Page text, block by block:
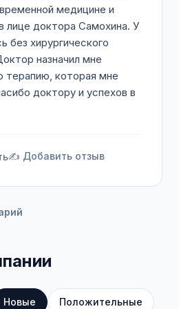
медицине и
лице доктора Самохина. У
без хирургического
назначил мне
терапию, которая мне
доктору и успехов в
✍️ Добавить отзыв
Новые Положительные